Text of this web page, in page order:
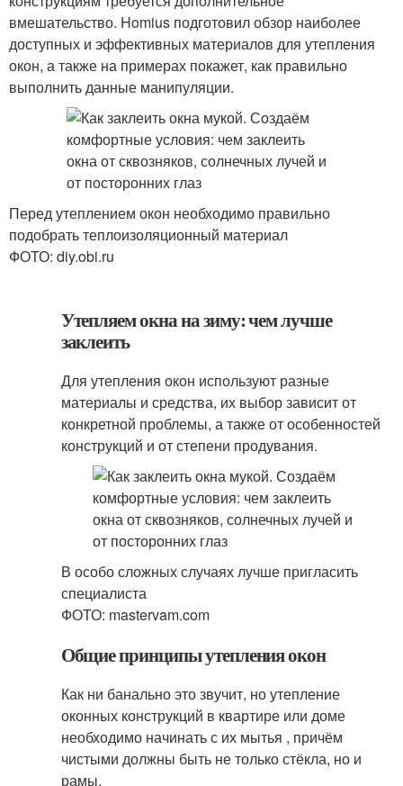
вмешательство. Homius подготовил обзор наиболее
доступных и эффективных материалов для утепления
окон, а также на примерах покажет, как правильно
выполнить данные манипуляции.
Перед утеплением окон необходимо правильно
подобрать теплоизоляционный материал
ФОТО: diy.obi.ru
Утепляем окна на зиму: чем лучше
заклеить
Для утепления окон используют разные
материалы и средства, их выбор зависит от
конкретной проблемы, а также от особенностей
конструкций и от степени продувания.
В особо сложных случаях лучше пригласить
специалиста
ФОТО: mastervam.com
Общие принципы утепления окон
Как ни банально это звучит, но утепление
оконных конструкций в квартире или доме
необходимо начинать с их мытья , причём
чистыми должны быть не только стёкла, но и
рамы.